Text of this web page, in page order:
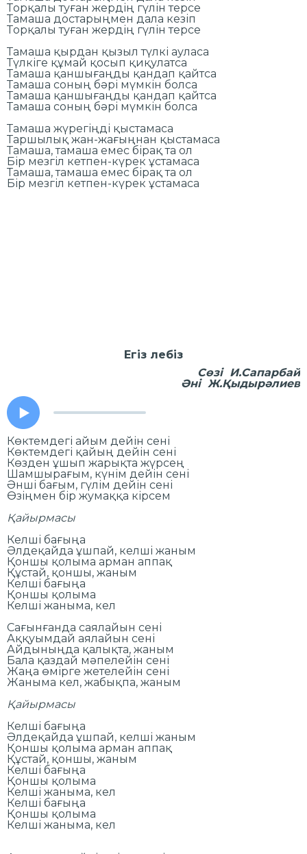
Торқалы туған жердің гүлін терсе
Тамаша достарыңмен дала кезіп
Торқалы туған жердің гүлін терсе
Тамаша қырдан қызыл түлкі ауласа
Түлкіге құмай қосып қиқулатса
Тамаша қаншығаңды қандап қайтса
Тамаша соның бәрі мүмкін болса
Тамаша қаншығаңды қандап қайтса
Тамаша соның бәрі мүмкін болса
Тамаша жүрегіңді қыстамаса
Таршылық жан-жағыңнан қыстамаса
Тамаша, тамаша емес бірақ та ол
Бір мезгіл кетпен-күрек ұстамаса
Тамаша, тамаша емес бірақ та ол
Бір мезгіл кетпен-күрек ұстамаса
Егіз лебіз
Сөзі И.Сапарбай
Әні Ж.Қыдырәлиев
Көктемдегі айым дейін сені
Көктемдегі қайың дейін сені
Көзден ұшып жарықта жүрсең
Шамшырағым, күнім дейін сені
Әнші бағым, гүлім дейін сені
Өзіңмен бір жумаққа кірсем
Қайырмасы
Келші бағыңа
Әлдеқайда ұшпай, келші жаным
Қоншы қолыма арман аппақ
Құстай, қоншы, жаным
Келші бағыңа
Қоншы қолыма
Келші жаныма, кел
Сағынғанда саялайын сені
Аққуымдай аялайын сені
Айдыныңда қалықта, жаным
Бала қаздай мәпелейін сені
Жаңа өмірге жетелейін сені
Жаныма кел, жабықпа, жаным
Қайырмасы
Келші бағыңа
Әлдеқайда ұшпай, келші жаным
Қоншы қолыма арман аппақ
Құстай, қоншы, жаным
Келші бағыңа
Қоншы қолыма
Келші жаныма, кел
Келші бағыңа
Қоншы қолыма
Келші жаныма, кел